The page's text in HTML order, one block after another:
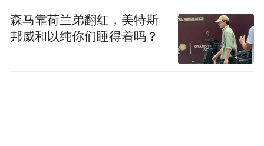
森马靠荷兰弟翻红，美特斯
邦威和以纯你们睡得着吗？